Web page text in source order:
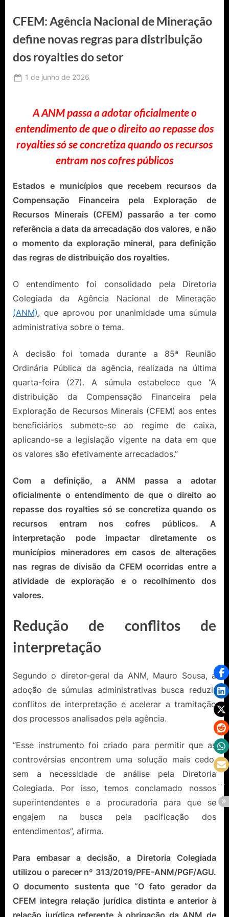
CFEM: Agência Nacional de Mineração
define novas regras para distribuição
dos royalties do setor
Posted
1 de junho de 2026
A ANM passa a adotar oficialmente o
entendimento de que o direito ao repasse dos
royalties só se concretiza quando os recursos
entram nos cofres públicos
Estados e municípios que recebem recursos da
Compensação Financeira pela Exploração de
Recursos Minerais (CFEM) passarão a ter como
referência a data da arrecadação dos valores, e não
o momento da exploração mineral, para definição
das regras de distribuição dos royalties.
O entendimento foi consolidado pela Diretoria
Colegiada da Agência Nacional de Mineração
(ANM), que aprovou por unanimidade uma súmula
administrativa sobre o tema.
A decisão foi tomada durante a 85ª Reunião
Ordinária Pública da agência, realizada na última
quarta-feira (27). A súmula estabelece que “A
distribuição da Compensação Financeira pela
Exploração de Recursos Minerais (CFEM) aos entes
beneficiários submete-se ao regime de caixa,
aplicando-se a legislação vigente na data em que
os valores são efetivamente arrecadados.”
Com a definição, a ANM passa a adotar
oficialmente o entendimento de que o direito ao
repasse dos royalties só se concretiza quando os
recursos entram nos cofres públicos. A
interpretação pode impactar diretamente os
municípios mineradores em casos de alterações
nas regras de divisão da CFEM ocorridas entre a
atividade de exploração e o recolhimento dos
valores.
Redução de conflitos de
interpretação
Segundo o diretor-geral da ANM, Mauro Sousa, a
adoção de súmulas administrativas busca reduzir
conflitos de interpretação e acelerar a tramitação
dos processos analisados pela agência.
“Esse instrumento foi criado para permitir que as
controvérsias encontrem uma solução mais cedo,
sem a necessidade de análise pela Diretoria
Colegiada. Por isso, temos conclamado nossos
superintendentes e a procuradoria para que se
engajem na busca pela pacificação dos
entendimentos”, afirma.
Para embasar a decisão, a Diretoria Colegiada
utilizou o parecer nº 313/2019/PFE-ANM/PGF/AGU.
O documento sustenta que “O fato gerador da
CFEM integra relação jurídica distinta e anterior à
relação jurídica referente à obrigação da ANM de